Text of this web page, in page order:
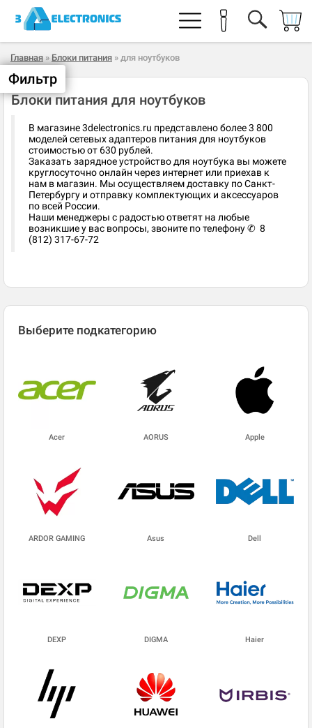
Главная » Блоки питания » для ноутбуков
Блоки питания для ноутбуков
В магазине 3delectronics.ru представлено более 3 800
моделей сетевых адаптеров питания для ноутбуков
стоимостью от 630 рублей.
Заказать зарядное устройство для ноутбука вы можете
круглосуточно онлайн через интернет или приехав к
нам в магазин. Мы осуществляем доставку по Санкт-
Петербургу и отправку комплектующих и аксессуаров
по всей России.
Наши менеджеры с радостью ответят на любые
возникшие у вас вопросы, звоните по телефону ✆ 8
(812) 317-67-72
Выберите подкатегорию
Acer AORUS Apple
ARDOR GAMING Asus Dell
DEXP DIGMA Haier
Фильтр